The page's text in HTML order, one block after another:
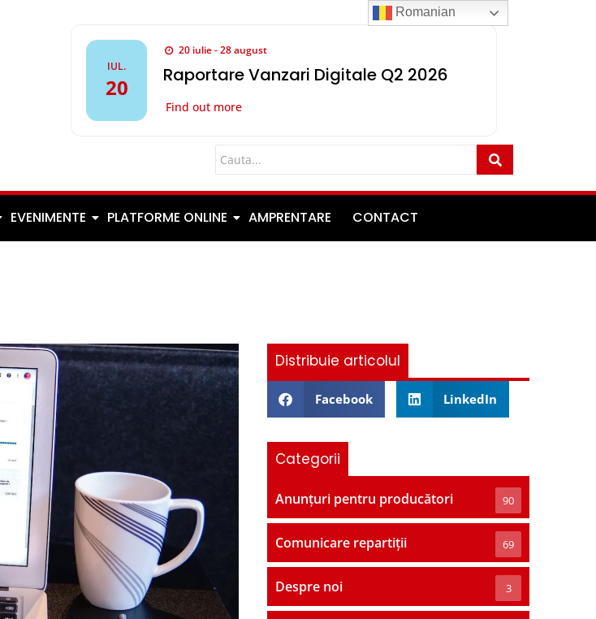
IUL.
20
20 iulie - 28 august
Raportare Vanzari Digitale Q2 2026
Find out more
EVENIMENTE PLATFORME ONLINE AMPRENTARE CONTACT
Distribuie articolul
Facebook LinkedIn
Categorii
Anunțuri pentru producători 90
Comunicare repartiții 69
Despre noi 3
Romanian